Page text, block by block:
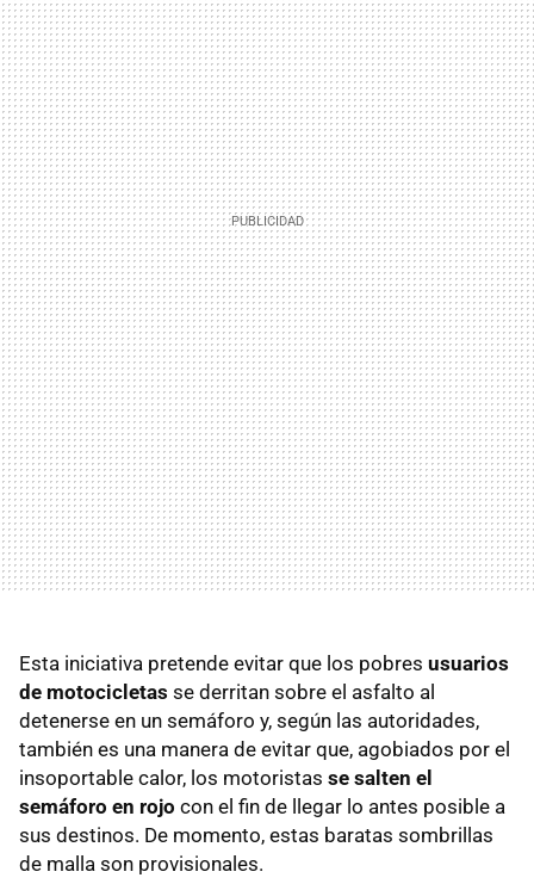
Esta iniciativa pretende evitar que los pobres usuarios
de motocicletas se derritan sobre el asfalto al
detenerse en un semáforo y, según las autoridades,
también es una manera de evitar que, agobiados por el
insoportable calor, los motoristas se salten el
semáforo en rojo con el fin de llegar lo antes posible a
sus destinos. De momento, estas baratas sombrillas
de malla son provisionales.